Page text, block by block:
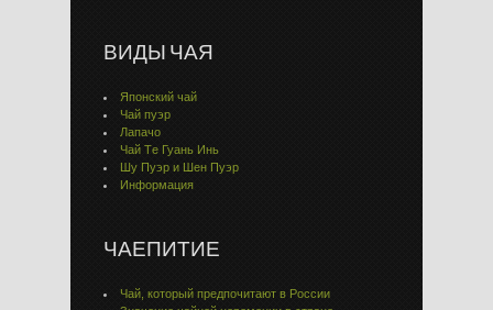
ВИДЫ ЧАЯ
Японский чай
Чай пуэр
Лапачо
Чай Тe Гуaнь Инь
Шу Пуэр и Шен Пуэр
Информация
ЧАЕПИТИЕ
Чай, который предпочитают в России